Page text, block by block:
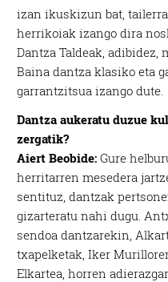
izan ikuskizun bat,
herrikoiak izango dira
Dantza Taldeak, adibidez,
Baina dantza klasiko eta
garrantzitsua izango dute.
Dantza aukeratu duzue
zergatik?
Aiert Beobide: Gure
herritarren mesedera
sentituz, dantzak
gizarteratu nahi dugu.
sendoa dantzarekin,
txapelketak, Iker
Elkartea, horren